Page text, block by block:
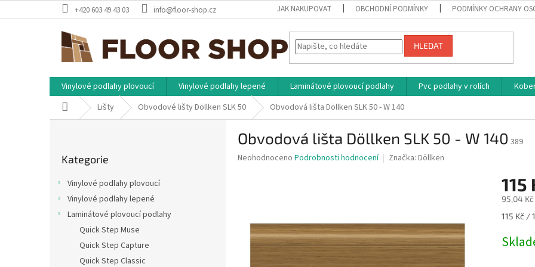
na
+420 603 49 43 03 info@floor-shop.cz JAK NAKUPOVAT OBCHODNÍ PODMÍNKY PODMÍNKY OCHRANY
HLEDAT
Vinylové podlahy plovoucí Vinylové podlahy lepené Laminátové plovoucí podlahy Pvc podlahy v rolích
Domů Lišty Obvodové lišty Döllken SLK 50 Obvodová lišta Döllken SLK 50 - W 140
kategorie
Kategorie
Vinylové podlahy plovoucí
Vinylové podlahy lepené
Laminátové plovoucí podlahy
Quick Step Muse
Quick Step Capture
Quick Step Classic
Obvodová lišta Döllken SLK 50 - W 140 389
Průměrné
hvězdiček.
Neohodnoceno Podrobnosti hodnocení Značka: Döllken
115
95,04 Kč
Měrná
115 Kč /